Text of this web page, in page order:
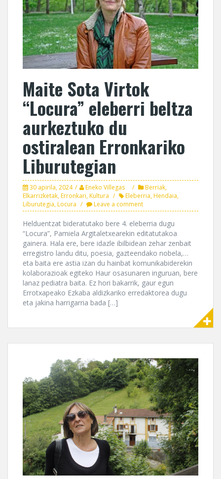
Maite Sota Virtok
“Locura” eleberri beltza
aurkeztuko du
ostiralean Erronkariko
Liburutegian
30 apirila, 2024 Eneko Villegas Berriak,
Elkarrizketak,Erronkari,Kultura Eleberria,Hendaia,
Liburutegia,Locura Leave a comment
Helduentzat bideratutako bere 4. eleberria dugu
“Locura”, Pamiela Argitaletxearekin editatutakoa
gainera. Hala ere, bere idazle ibilbidean zehar zenbait
erregistro landu ditu, poesia, gazteendako nobela,…
eta baita ere astia izan du hainbat komunikabiderekin
kolaborazioak egiteko Haur osasunaren inguruan, bere
lanaz pediatra baita. Ez hori bakarrik, gaur egun
Errotxapeako Ezkaba aldizkariko erredaktorea dugu
eta jakina harrigarria bada […]